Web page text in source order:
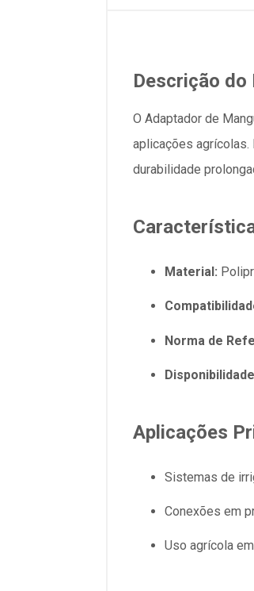
Descrição do
O Adaptador de
aplicações agrícolas.
durabilidade
Material:
Norma de
Aplicações
Sistemas de
Conexões em
Uso agrícola